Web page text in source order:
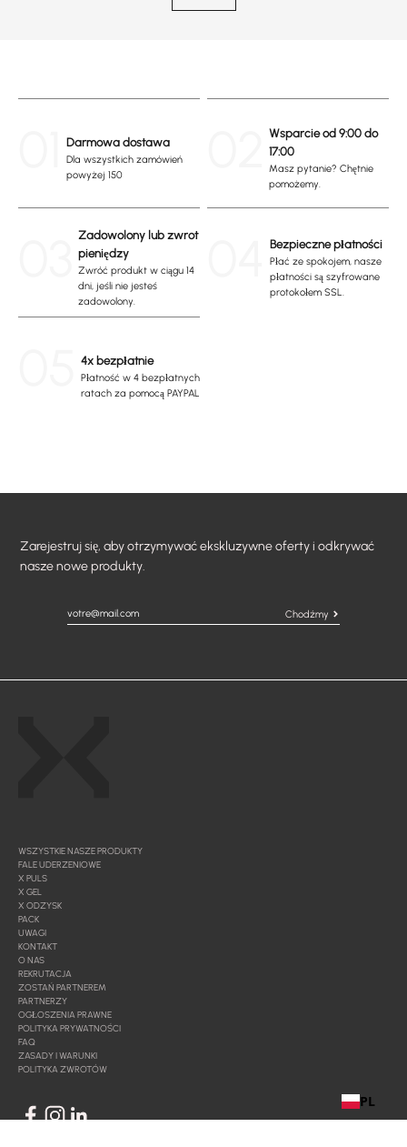
Darmowa dostawa
Dla wszystkich zamówień
powyżej 150
Wsparcie od 9:00 do
17:00
Masz pytanie? Chętnie
pomożemy.
Zadowolony lub zwrot
pieniędzy
Zwróć produkt w ciągu 14
dni, jeśli nie jesteś
zadowolony.
Bezpieczne płatności
Płać ze spokojem, nasze
płatności są szyfrowane
protokołem SSL.
4x bezpłatnie
Płatność w 4 bezpłatnych
ratach za pomocą PAYPAL
Zarejestruj się, aby otrzymywać ekskluzywne oferty i odkrywać
nasze nowe produkty.
Chodźmy
WSZYSTKIE NASZE PRODUKTY
FALE UDERZENIOWE
X PULS
X GEL
X ODZYSK
PACK
UWAGI
KONTAKT
O NAS
REKRUTACJA
ZOSTAŃ PARTNEREM
PARTNERZY
OGŁOSZENIA PRAWNE
POLITYKA PRYWATNOŚCI
FAQ
ZASADY I WARUNKI
POLITYKA ZWROTÓW
PL